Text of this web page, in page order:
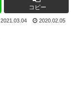
コピー
2021.03.04 2020.02.05